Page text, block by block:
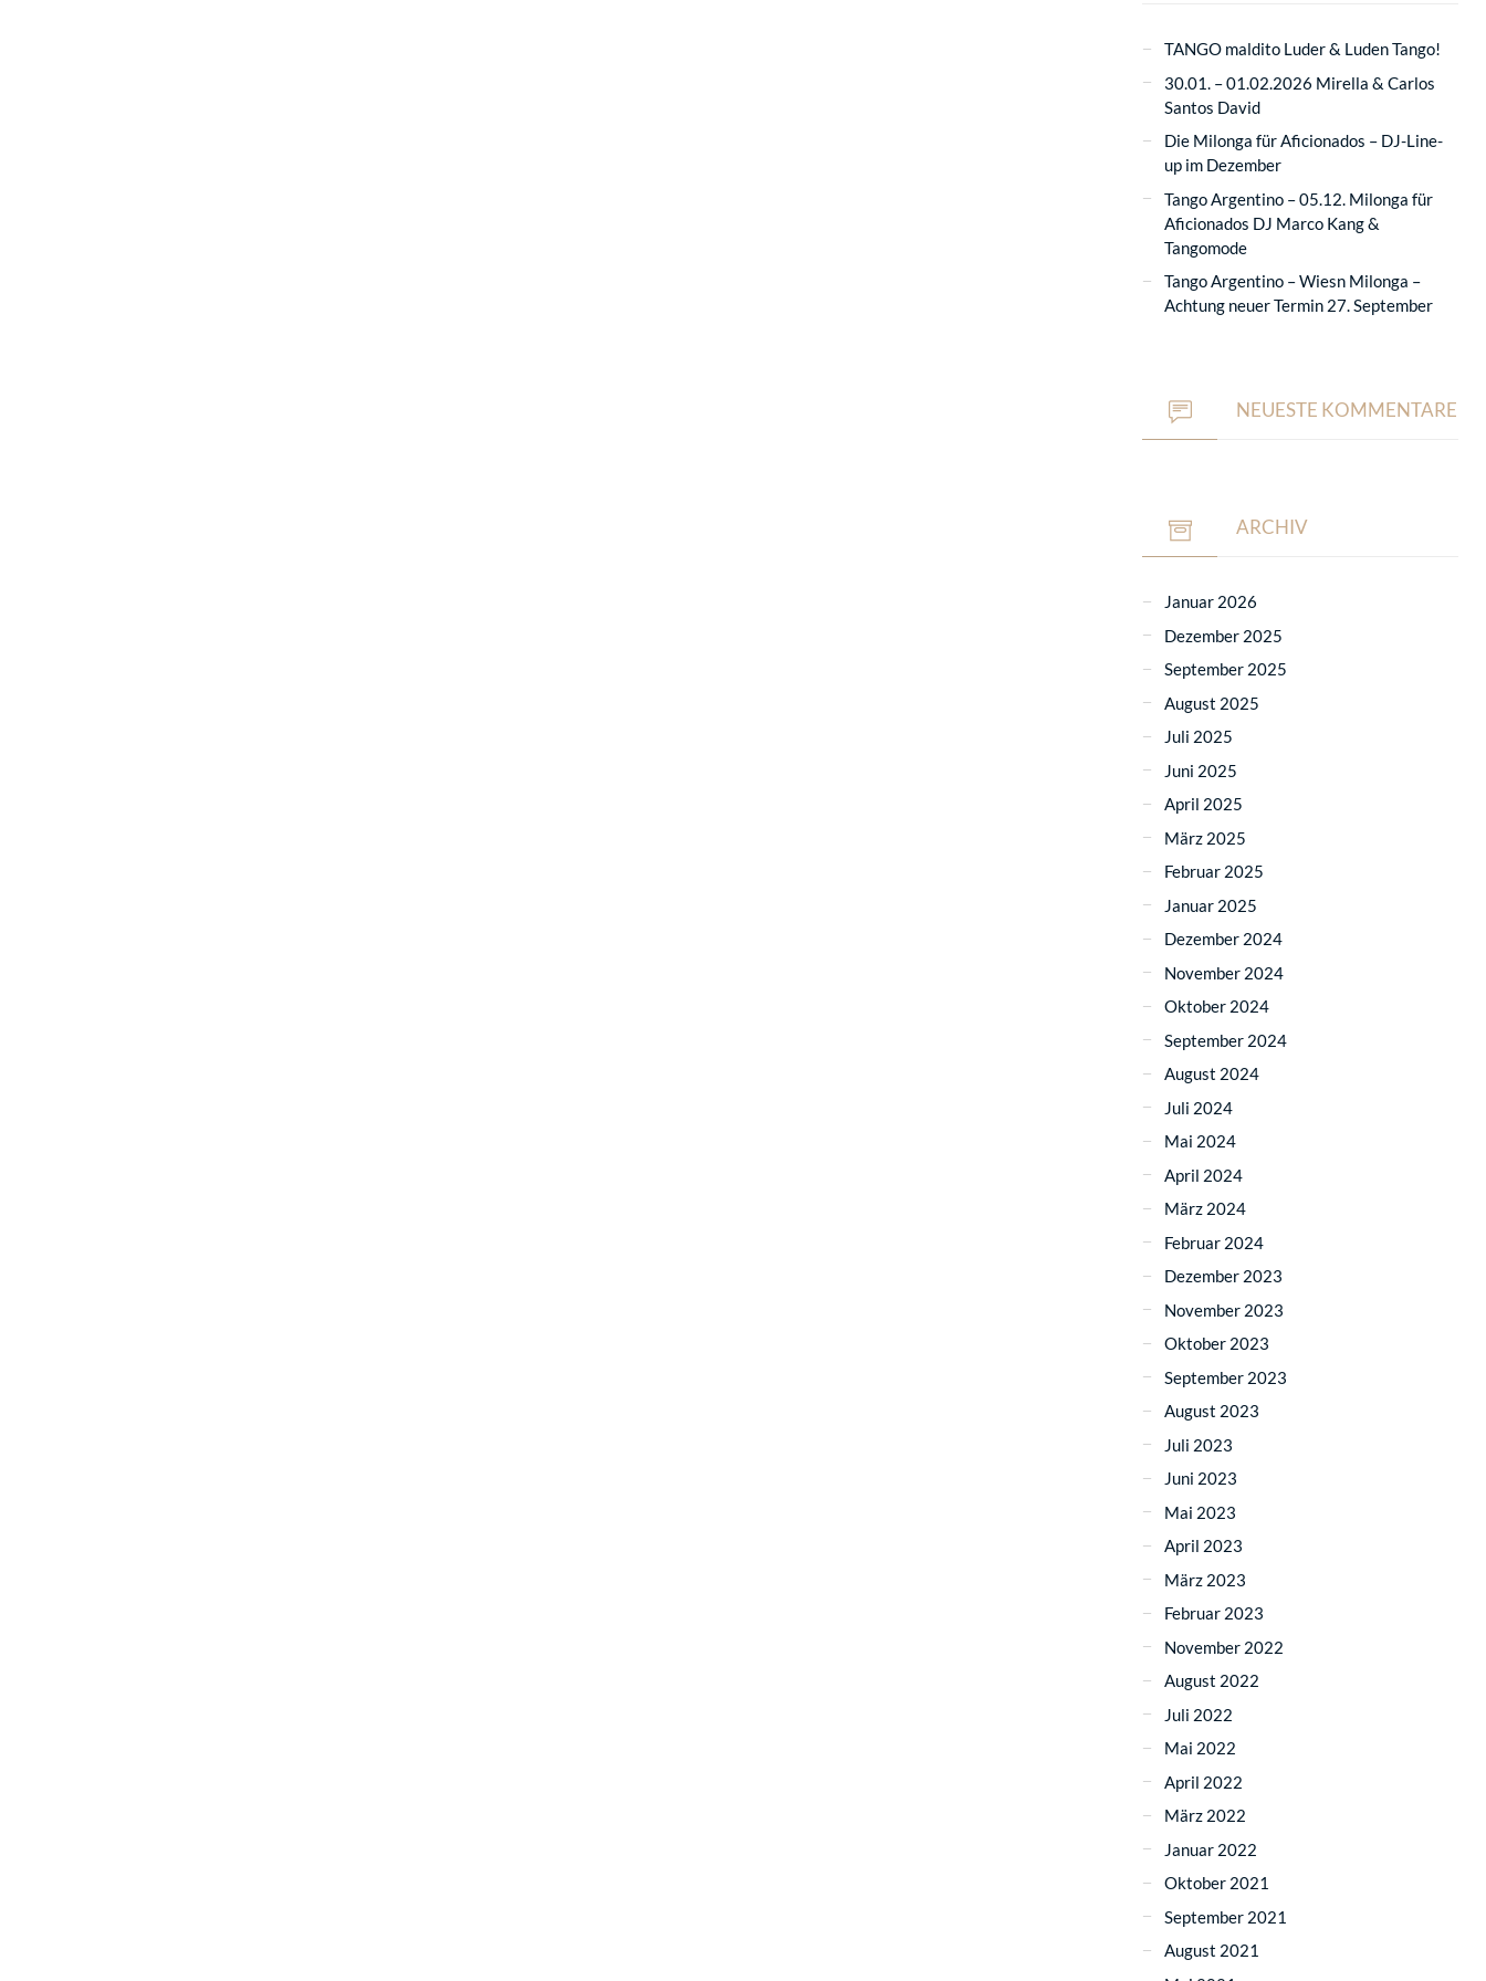
TANGO maldito Luder & Luden Tango!
30.01. – 01.02.2026 Mirella & Carlos
Santos David
Die Milonga für Aficionados – DJ-Line-
up im Dezember
Tango Argentino – 05.12. Milonga für
Aficionados DJ Marco Kang &
Tangomode
Tango Argentino – Wiesn Milonga –
Achtung neuer Termin 27. September
NEUESTE KOMMENTARE
ARCHIV
Januar 2026
Dezember 2025
September 2025
August 2025
Juli 2025
Juni 2025
April 2025
März 2025
Februar 2025
Januar 2025
Dezember 2024
November 2024
Oktober 2024
September 2024
August 2024
Juli 2024
Mai 2024
April 2024
März 2024
Februar 2024
Dezember 2023
November 2023
Oktober 2023
September 2023
August 2023
Juli 2023
Juni 2023
Mai 2023
April 2023
März 2023
Februar 2023
November 2022
August 2022
Juli 2022
Mai 2022
April 2022
März 2022
Januar 2022
Oktober 2021
September 2021
August 2021